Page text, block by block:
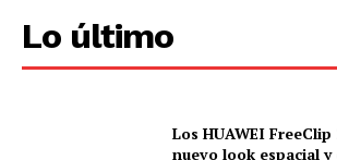
Lo último
Los HUAWEI
nuevo look espacial y